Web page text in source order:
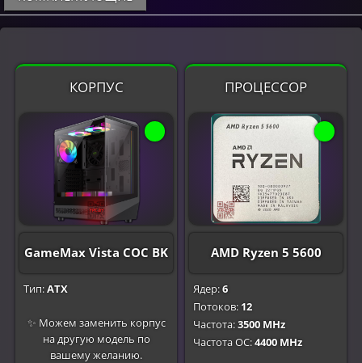
КОРПУС
GameMax Vista COC BK
Тип:ATX
✨ Можем заменить корпус
на другую модель по
вашему желанию.
ПРОЦЕССОР
AMD Ryzen 5 5600
Ядер:6
Потоков: 12
Частота:3500 MHz
Частота OC:4400 MHz